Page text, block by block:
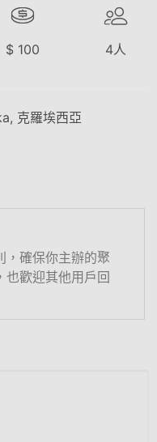
$ 100 4人
克羅埃西亞
，確保你主辦的聚
也歡迎其他用戶回